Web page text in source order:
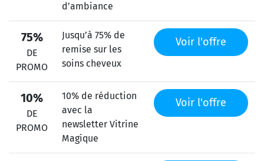
d’ambiance
75%
DE
PROMO
Jusqu’à 75% de
remise sur les
soins cheveux
Voir l'offre
10%
DE
PROMO
10% de réduction
avec la
newsletter Vitrine
Magique
Voir l'offre